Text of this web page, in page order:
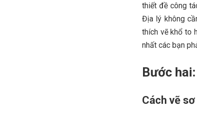
thiết đề công
Địa lý không
thích vẽ khổ to
nhất các bạn
Bước
Cách vẽ